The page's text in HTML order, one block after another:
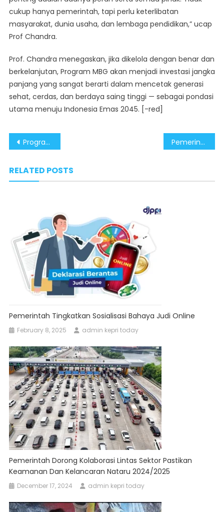
cukup hanya pemerintah, tapi perlu keterlibatan
masyarakat, dunia usaha, dan lembaga pendidikan,” ucap
Prof Chandra.
Prof. Chandra menegaskan, jika dikelola dengan benar dan
berkelanjutan, Program MBG akan menjadi investasi jangka
panjang yang sangat berarti dalam mencetak generasi
sehat, cerdas, dan berdaya saing tinggi — sebagai pondasi
utama menuju Indonesia Emas 2045. [-red]
Post
Program Makan Bergizi Gratis: Investasi Jangka Panjang untuk SDM Unggul Pemerintah Gandeng Mahasiswa Perangi Judi Online
RELATED POSTS
Pemerintah Tingkatkan Sosialisasi Bahaya Judi Online
February 8, 2025 admin kepri today
Pemerintah Dorong Kolaborasi Lintas Sektor Pastikan
Keamanan Dan Kelancaran Nataru 2024/2025
December 17, 2024 admin kepri today